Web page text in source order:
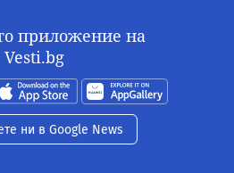
приложение на
Vesti.bg
ни в Google News